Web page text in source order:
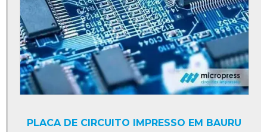
PLACA DE CIRCUITO IMPRESSO EM BAURU